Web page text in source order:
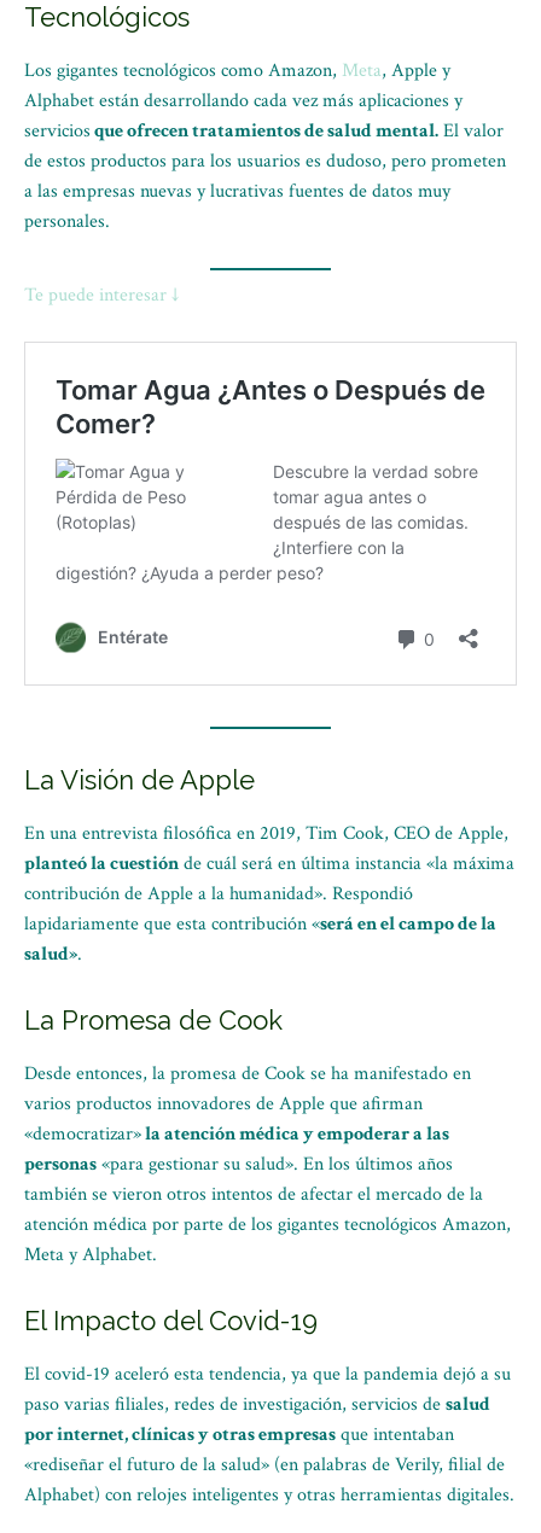
Tecnológicos
Los gigantes tecnológicos como Amazon, Meta, Apple y
Alphabet están desarrollando cada vez más aplicaciones y
serviciosque ofrecen tratamientos de salud mental.El valor
de estos productos para los usuarios es dudoso, pero prometen
a las empresas nuevas y lucrativas fuentes de datos muy
personales.
Te puede interesar ↓
La Visión de Apple
En una entrevista filosófica en 2019, Tim Cook, CEO de Apple,
planteó la cuestiónde cuál será en última instancia «la máxima
contribución de Apple a la humanidad». Respondió
lapidariamente que esta contribución «será en el campo de la
salud».
La Promesa de Cook
Desde entonces, la promesa de Cook se ha manifestado en
varios productos innovadores de Apple que afirman
«democratizar»la atención médica y empoderar a las
personas«para gestionar su salud». En los últimos años
también se vieron otros intentos de afectar el mercado de la
atención médica por parte de los gigantes tecnológicos Amazon,
Meta y Alphabet.
El Impacto del Covid-19
El covid-19 aceleró esta tendencia, ya que la pandemia dejó a su
paso varias filiales, redes de investigación, servicios desalud
por internet, clínicas y otras empresasque intentaban
«rediseñar el futuro de la salud» (en palabras de Verily, filial de
Alphabet) con relojes inteligentes y otras herramientas digitales.